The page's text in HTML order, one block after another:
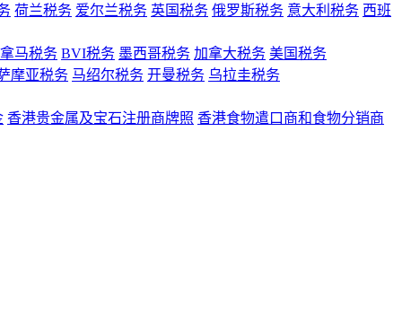
荷兰税务 爱尔兰税务 英国税务 俄罗斯税务 意大利税务 西班
马税务 BVI税务 墨西哥税务 加拿大税务 美国税务
摩亚税务 马绍尔税务 开曼税务 乌拉圭税务
香港贵金属及宝石注册商牌照 香港食物遣口商和食物分销商